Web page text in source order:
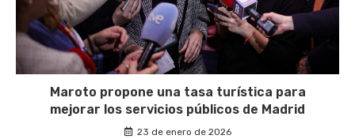
Maroto propone una tasa turística para
mejorar los servicios públicos de Madrid
23 de enero de 2026